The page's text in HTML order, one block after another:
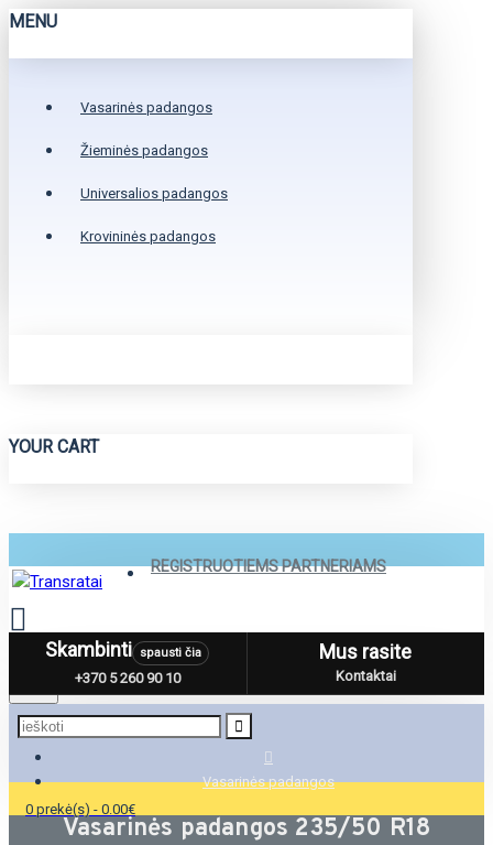
MENU
Vasarinės padangos
Žieminės padangos
Universalios padangos
Krovininės padangos
YOUR CART
REGISTRUOTIEMS PARTNERIAMS
Menu
0 prekė(s) - 0.00€
Skambinti spausti čia
+370 5 260 90 10
Mus rasite
Kontaktai
Vasarinės padangos
Vasarinės padangos 235/50 R18